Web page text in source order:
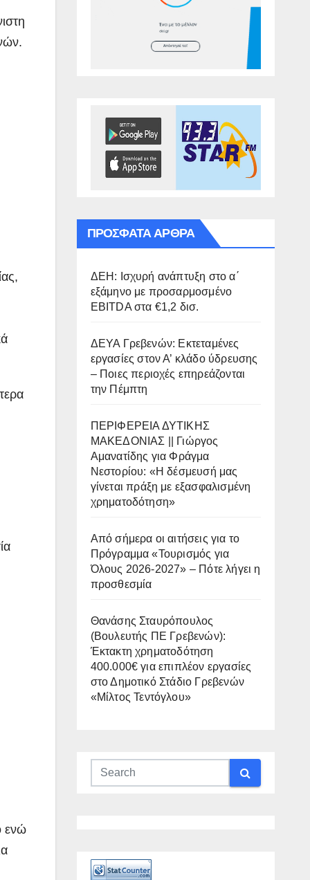
ενώ
ΠΡΌΣΦΑΤΑ ΆΡΘΡΑ
ΔΕΗ: Ισχυρή ανάπτυξη στο α΄
εξάμηνο με προσαρμοσμένο
EBITDA στα €1,2 δισ.
ΔΕΥΑ Γρεβενών: Εκτεταμένες
εργασίες στον Α’ κλάδο ύδρευσης
– Ποιες περιοχές επηρεάζονται
την Πέμπτη
ΠΕΡΙΦΕΡΕΙΑ ΔΥΤΙΚΗΣ
ΜΑΚΕΔΟΝΙΑΣ || Γιώργος
Αμανατίδης για Φράγμα
Νεστορίου: «Η δέσμευσή μας
γίνεται πράξη με εξασφαλισμένη
χρηματοδότηση»
Από σήμερα οι αιτήσεις για το
Πρόγραμμα «Τουρισμός για
Όλους 2026-2027» – Πότε λήγει η
προσθεσμία
Θανάσης Σταυρόπουλος
(Βουλευτής ΠΕ Γρεβενών):
Έκτακτη χρηματοδότηση
400.000€ για επιπλέον εργασίες
στο Δημοτικό Στάδιο Γρεβενών
«Μίλτος Τεντόγλου»